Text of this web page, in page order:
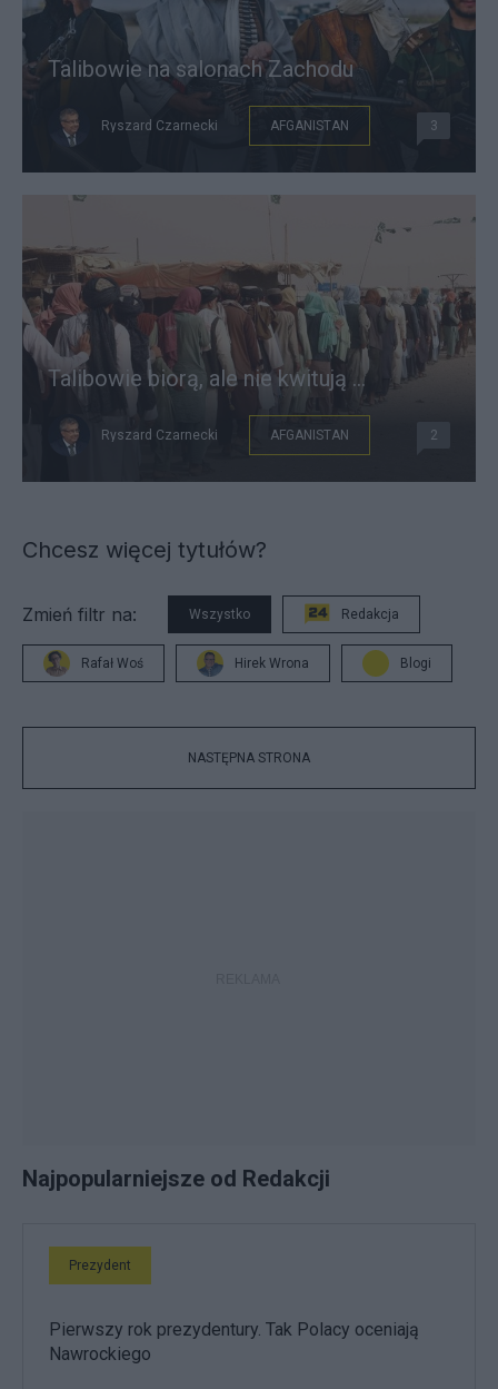
Talibowie na salonach Zachodu
Ryszard Czarnecki AFGANISTAN 3
Talibowie biorą, ale nie kwitują ...
Ryszard Czarnecki AFGANISTAN 2
Chcesz więcej tytułów?
Zmień filtr na: Wszystko Redakcja
Rafał Woś Hirek Wrona Blogi
NASTĘPNA STRONA
Najpopularniejsze od Redakcji
Prezydent
Pierwszy rok prezydentury. Tak Polacy oceniają
Nawrockiego